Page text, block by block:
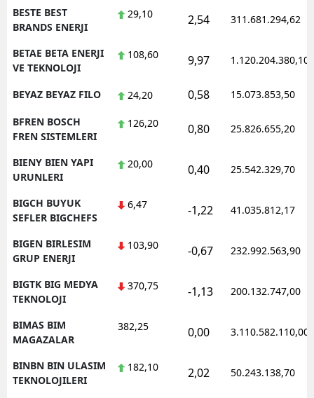
BESTE BEST
BRANDS ENERJI
29,10 2,54 311.681.294,62
BETAE BETA ENERJI
VE TEKNOLOJI
108,60 9,97 1.120.204.380,10
BEYAZ BEYAZ FILO 24,20 0,58 15.073.853,50
BFREN BOSCH
FREN SISTEMLERI
126,20 0,80 25.826.655,20
BIENY BIEN YAPI
URUNLERI
20,00 0,40 25.542.329,70
BIGCH BUYUK
SEFLER BIGCHEFS
6,47 -1,22 41.035.812,17
BIGEN BIRLESIM
GRUP ENERJI
103,90 -0,67 232.992.563,90
BIGTK BIG MEDYA
TEKNOLOJI
370,75 -1,13 200.132.747,00
BIMAS BIM
MAGAZALAR
382,25 0,00 3.110.582.110,00
BINBN BIN ULASIM
TEKNOLOJILERI
182,10 2,02 50.243.138,70